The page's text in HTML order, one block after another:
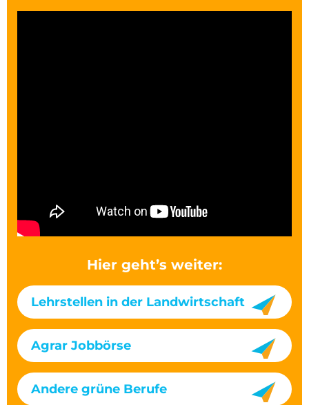
Hier geht’s weiter:
Lehrstellen in der Landwirtschaft
Agrar Jobbörse
Andere grüne Berufe